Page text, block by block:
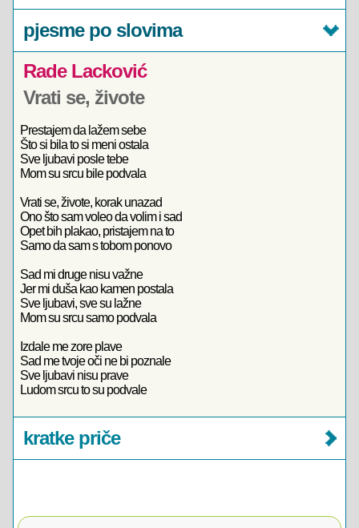
pjesme po slovima
Rade Lacković
Vrati se, živote
Prestajem da lažem sebe
Što si bila to si meni ostala
Sve ljubavi posle tebe
Mom su srcu bile podvala
Vrati se, živote, korak unazad
Ono što sam voleo da volim i sad
Opet bih plakao, pristajem na to
Samo da sam s tobom ponovo
Sad mi druge nisu važne
Jer mi duša kao kamen postala
Sve ljubavi, sve su lažne
Mom su srcu samo podvala
Izdale me zore plave
Sad me tvoje oči ne bi poznale
Sve ljubavi nisu prave
Ludom srcu to su podvale
kratke priče